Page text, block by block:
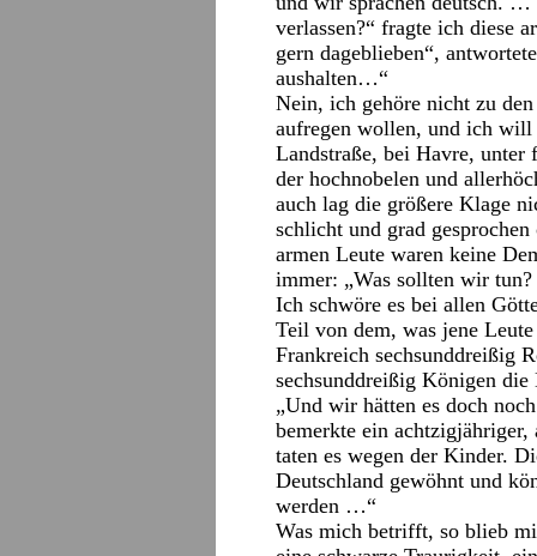
verlassen?“ fragte ich diese
gern dageblieben“,
aushalten…“
Nein, ich gehöre nicht zu
aufregen wollen, und ich will
Landstraße, bei Havre,
der hochnobelen und
auch lag die größere Klage
schlicht und grad
armen Leute waren keine
immer: „Was sollten wir
Ich schwöre es bei allen
Teil von dem, was jene
Frankreich sechsunddreißig
sechsunddreißig Königen
„Und wir hätten es doch
bemerkte ein
taten es wegen der Kinder.
Deutschland gewöhnt und
werden …“
Was mich betrifft, so blieb